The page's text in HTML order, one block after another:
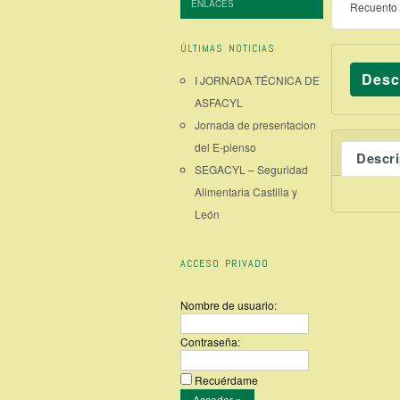
ENLACES
ÚLTIMAS NOTICIAS
I JORNADA TÉCNICA DE
ASFACYL
Jornada de presentacion
del E-pienso
SEGACYL – Seguridad
Alimentaria Castilla y
León
ACCESO PRIVADO
Nombre de usuario:
Contraseña:
Recuérdame